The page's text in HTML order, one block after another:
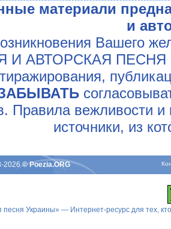
материали
и
Вашего
И АВТОРСКАЯ ПЕСНЯ
Правила вежливости и
источники, из
2026© Poezia.ORG
песня Украины» — Интернет-ресурс для тех,